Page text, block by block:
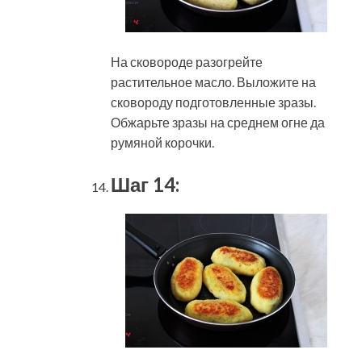
На сковороде разогрейте
растительное масло. Выложите на
сковороду подготовленные зразы.
Обжарьте зразы на среднем огне да
румяной корочки.
Шаг 14: